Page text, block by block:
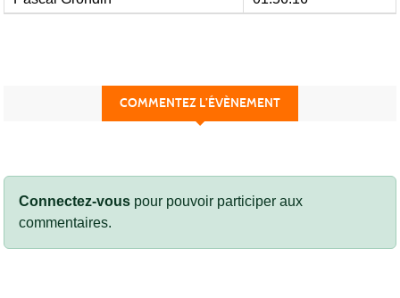
COMMENTEZ L’ÉVÈNEMENT
Connectez-vous pour pouvoir participer aux
commentaires.